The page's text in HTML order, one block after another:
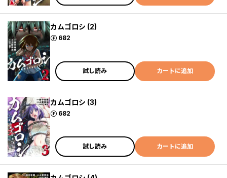
カムゴロシ (2)
682
ポイント
試し読み カートに追加
カムゴロシ (3)
682
ポイント
試し読み カートに追加